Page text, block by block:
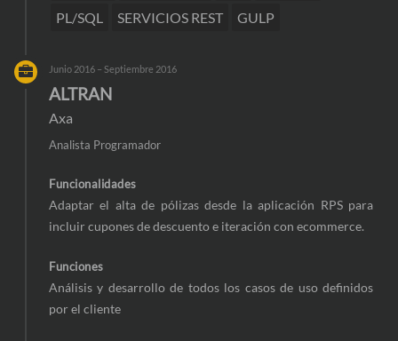
PL/SQL
SERVICIOS REST GULP
Junio 2016 – Septiembre 2016
ALTRAN
Axa
Analista Programador
Funcionalidades
Adaptar el alta de pólizas desde la aplicación RPS para
incluir cupones de descuento e iteración con ecommerce.
Funciones
Análisis y desarrollo de todos los casos de uso definidos
por el cliente